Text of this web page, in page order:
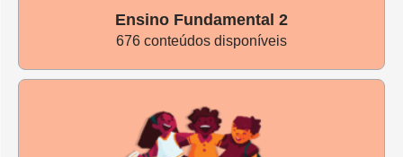
Ensino Fundamental 2
676 conteúdos disponíveis